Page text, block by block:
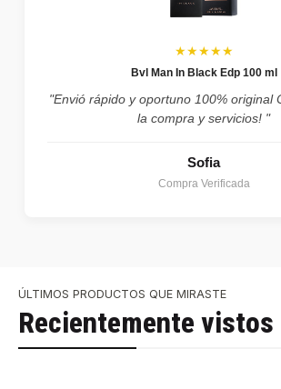
★★★★★
Bvl Man In Black Edp 100 ml
"Envió rápido y oportuno 100% original
la compra y servicios! "
Sofia
Compra Verificada
ÚLTIMOS PRODUCTOS QUE MIRASTE
Recientemente vistos